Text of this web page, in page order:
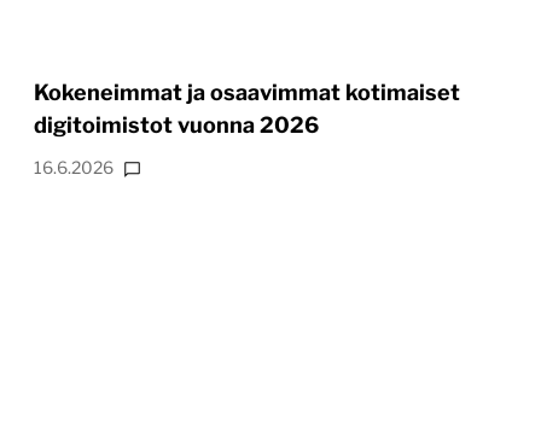
Kokeneimmat ja osaavimmat kotimaiset
digitoimistot vuonna 2026
16.6.2026